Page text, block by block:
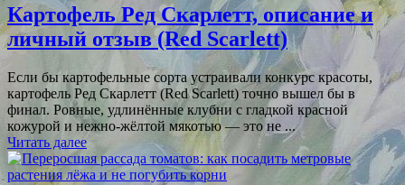
Картофель Ред Скарлетт, описание и
личный отзыв (Red Scarlett)
Если бы картофельные сорта устраивали конкурс красоты,
картофель Ред Скарлетт (Red Scarlett) точно вышел бы в
финал. Ровные, удлинённые клубни с гладкой красной
кожурой и нежно-жёлтой мякотью — это не ...
Читать далее